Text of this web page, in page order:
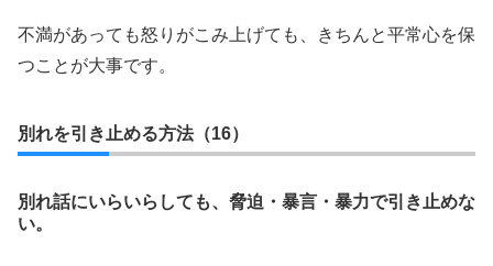
不満があっても怒りがこみ上げても、きちんと平常心を保
つことが大事です。
別れを引き止める方法（16）
別れ話にいらいらしても、脅迫・暴言・暴力で引き止めな
い。